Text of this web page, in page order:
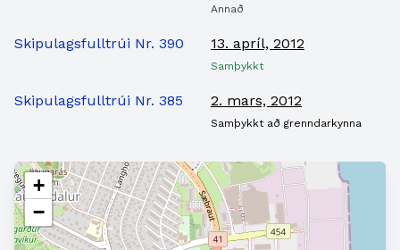
Annað
Skipulagsfulltrúi Nr. 390 13. apríl, 2012
Samþykkt
Skipulagsfulltrúi Nr. 385 2. mars, 2012
Samþykkt að grenndarkynna
+
−